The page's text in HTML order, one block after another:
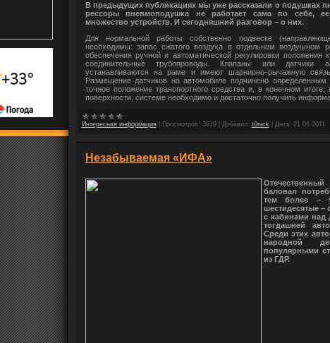
В предыдущих публикациях мы уже рассказали о подушках
рессоры пневмоподушка не работает сама по себе, ее
множество устройств. И сегодняшний разговор – о них.
Для нормальной работы собственно подвеске
необходимы: запас сжатого воздуха в отдельном воздушном
обеспечения ручной и автоматической регулировки положения
соединительные трубопроводы. Клапаны или датчики
устанавливаются на раме и имеют шарнирно-рычажную
Размещение датчиков на автомобиле подчинено
точное положение транспортного средства и, в конечном
поверхности, системе необходимо и достаточно получить
Интересная информация| Просмотров: 3979| Добавил: t0nick Дата: 21.06.2011
Незабываемая «ИФА»
баловал
тем более –
шестидесятые
с кабинами над
тогдашней
Среди этих
народной
популярными
из ГДР.